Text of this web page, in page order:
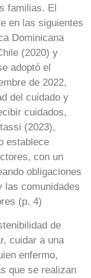
familias. El
en las siguientes
Dominicana
(2020) y
adoptó el
de 2022,
del cuidado y
cuidados,
(2023),
establece
con un
obligaciones
las comunidades
(p. 4)
de
cuidar a una
enfermo,
que se realizan